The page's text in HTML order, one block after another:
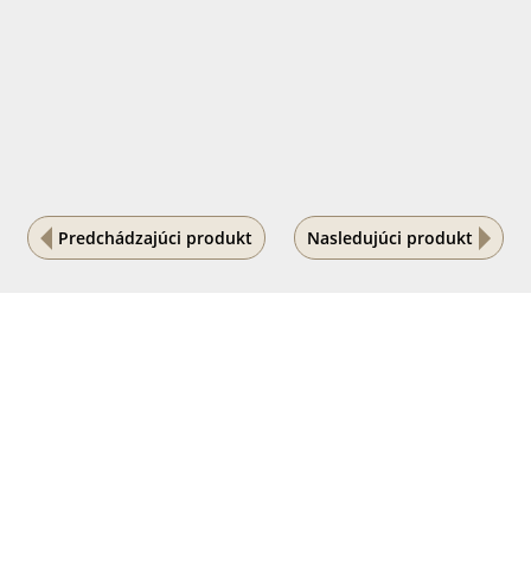
Predchádzajúci produkt Nasledujúci produkt